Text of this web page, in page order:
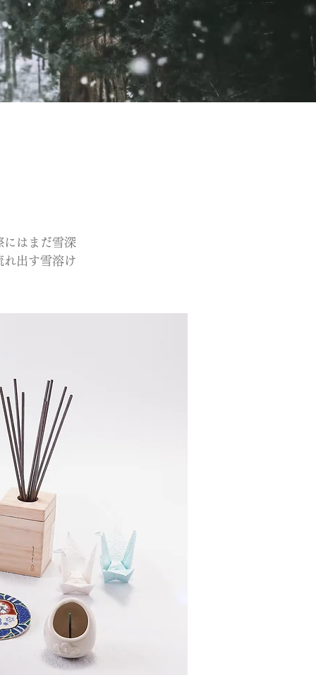
にはまだ雪深
れ出す雪溶け